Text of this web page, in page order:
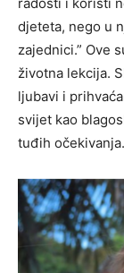
djeteta, nego u
zajednici.” Ove
životna lekcija.
ljubavi i
svijet kao
tuđih očekivanja.